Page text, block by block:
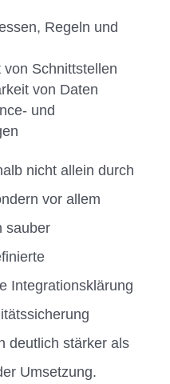
Regeln und
Schnittstellen
von Daten
und
nicht allein durch
vor allem
sauber
Integrationsklärung
deutlich stärker als
Umsetzung.